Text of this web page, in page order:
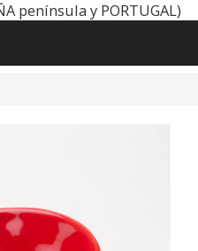
península y PORTUGAL)